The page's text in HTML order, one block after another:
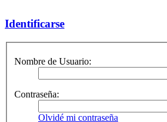
Identificarse
Nombre de Usuario:
Contraseña:
Olvidé mi contraseña